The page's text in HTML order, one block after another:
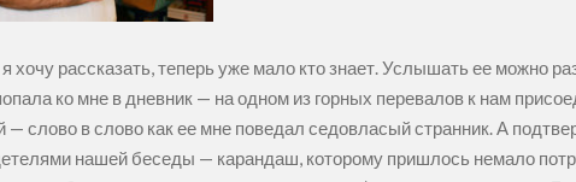
хочу рассказать, теперь уже мало кто знает. Услышать ее можно
ко мне в дневник — на одном из горных перевалов к нам
— слово в слово как ее мне поведал седовласый странник. А
нашей беседы — карандаш, которому пришлось немало